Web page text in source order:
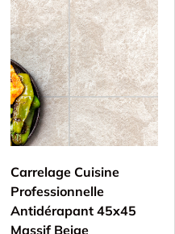
Carrelage Cuisine
Professionnelle
Antidérapant 45x45
Massif Beige